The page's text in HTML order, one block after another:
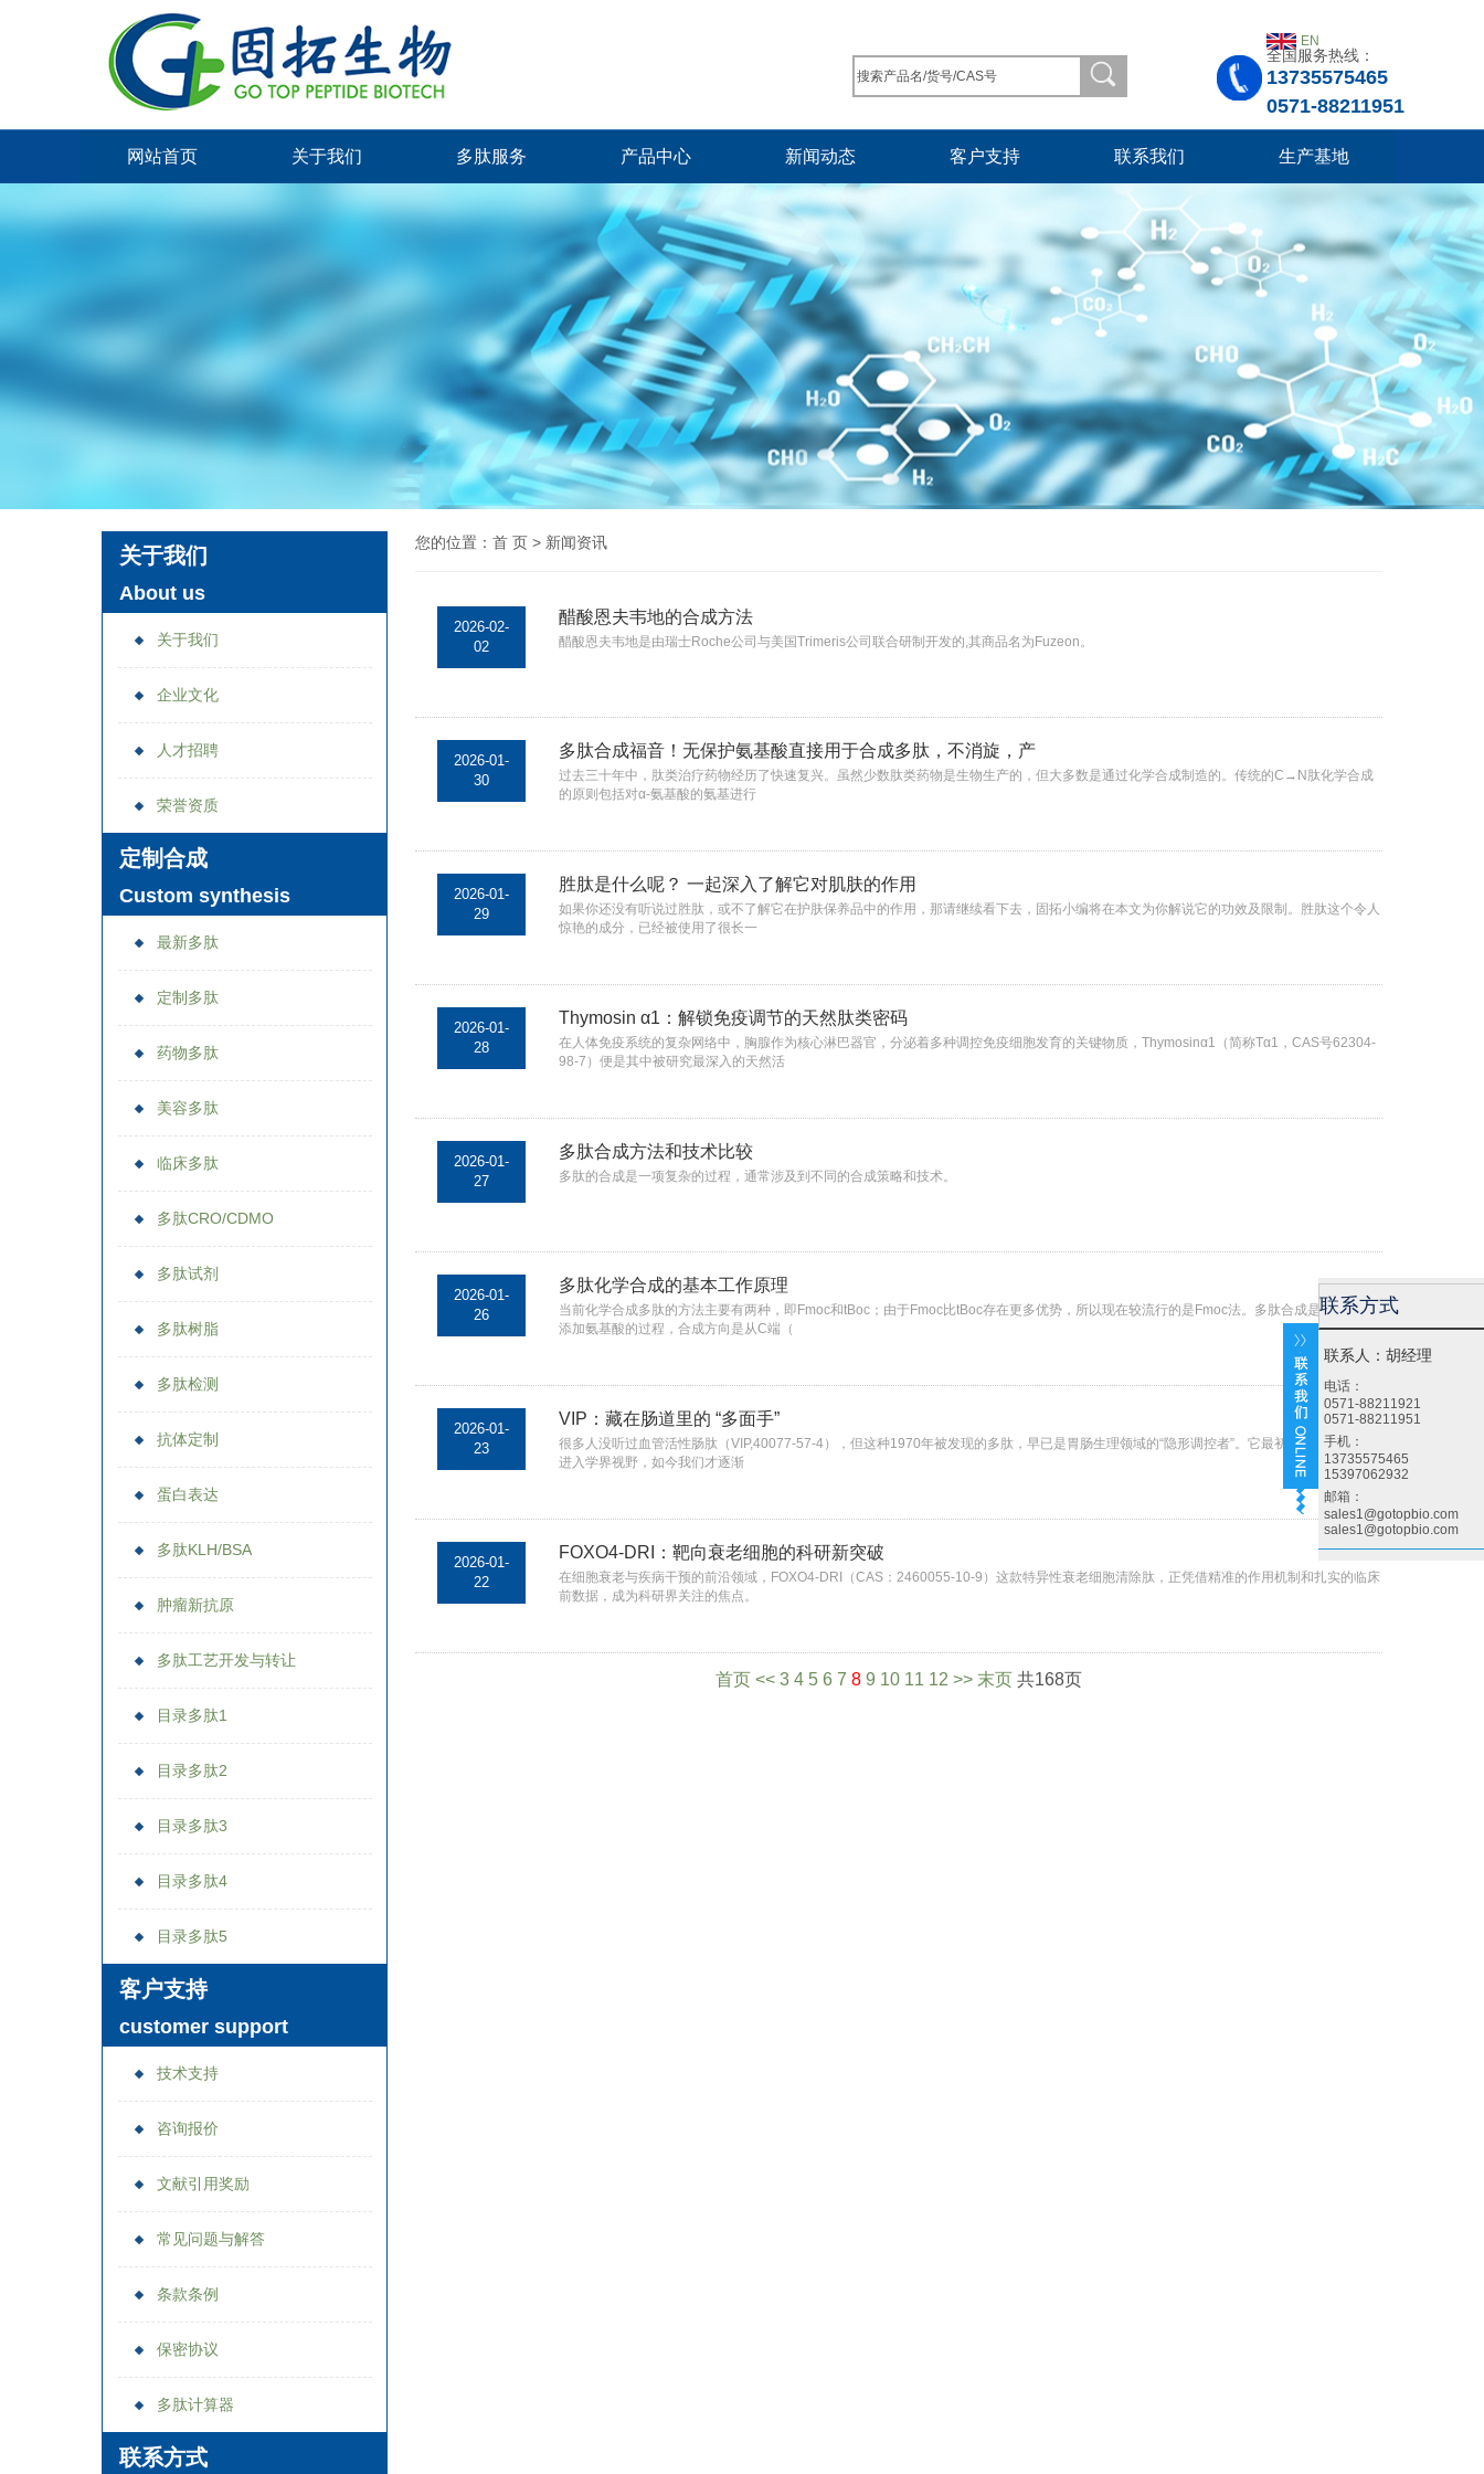
EN
全国服务热线：
13735575465
0571-88211951
网站首页 关于我们 多肽服务 产品中心 新闻动态 客户支持 联系我们 生产基地
您的位置： 首 页 > 新闻资讯
关于我们
About us
关于我们
企业文化
人才招聘
荣誉资质
定制合成
Custom synthesis
最新多肽
定制多肽
药物多肽
美容多肽
临床多肽
多肽CRO/CDMO
多肽试剂
多肽树脂
多肽检测
抗体定制
蛋白表达
多肽KLH/BSA
肿瘤新抗原
多肽工艺开发与转让
目录多肽1
目录多肽2
目录多肽3
目录多肽4
目录多肽5
客户支持
customer support
技术支持
咨询报价
文献引用奖励
常见问题与解答
条款条例
保密协议
多肽计算器
联系方式
2026-02-
02
醋酸恩夫韦地的合成方法
醋酸恩夫韦地是由瑞士Roche公司与美国Trimeris公司联合研制开发的,其商品名为Fuzeon。
2026-01-
30
多肽合成福音！无保护氨基酸直接用于合成多肽，不消旋，产
过去三十年中，肽类治疗药物经历了快速复兴。虽然少数肽类药物是生物生产的，但大多数是通过化学合成制造的。传统的C→N肽化学合成
的原则包括对α-氨基酸的氨基进行
2026-01-
29
胜肽是什么呢？ 一起深入了解它对肌肤的作用
如果你还没有听说过胜肽，或不了解它在护肤保养品中的作用，那请继续看下去，固拓小编将在本文为你解说它的功效及限制。胜肽这个令人
惊艳的成分，已经被使用了很长一
2026-01-
28
Thymosin α1：解锁免疫调节的天然肽类密码
在人体免疫系统的复杂网络中，胸腺作为核心淋巴器官，分泌着多种调控免疫细胞发育的关键物质，Thymosinα1（简称Tα1，CAS号62304-
98-7）便是其中被研究最深入的天然活
2026-01-
27
多肽合成方法和技术比较
多肽的合成是一项复杂的过程，通常涉及到不同的合成策略和技术。
2026-01-
26
多肽化学合成的基本工作原理
当前化学合成多肽的方法主要有两种，即Fmoc和tBoc；由于Fmoc比tBoc存在更多优势，所以现在较流行的是Fmoc法。多肽合成是一个重复
添加氨基酸的过程，合成方向是从C端（
2026-01-
23
VIP：藏在肠道里的 “多面手”
​很多人没听过血管活性肠肽（VIP,40077-57-4），但这种1970年被发现的多肽，早已是胃肠生理领域的“隐形调控者”。它最初以血管舒张作用
进入学界视野，如今我们才逐渐
2026-01-
22
FOXO4-DRI：靶向衰老细胞的科研新突破
​在细胞衰老与疾病干预的前沿领域，FOXO4-DRI（CAS：2460055-10-9）这款特异性衰老细胞清除肽，正凭借精准的作用机制和扎实的临床
前数据，成为科研界关注的焦点。
首页 << 3 4 5 6 7 8 9 10 11 12 >> 末页 共168页
联系方式
联系人：胡经理
电话：
0571-88211921
0571-88211951
手机：
13735575465
15397062932
邮箱：
sales1@gotopbio.com
sales1@gotopbio.com